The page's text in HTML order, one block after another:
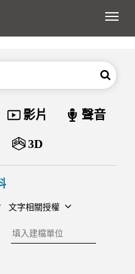
展
搜尋
資料類型
影片 聲音
3D
文字相關授權
建檔單位